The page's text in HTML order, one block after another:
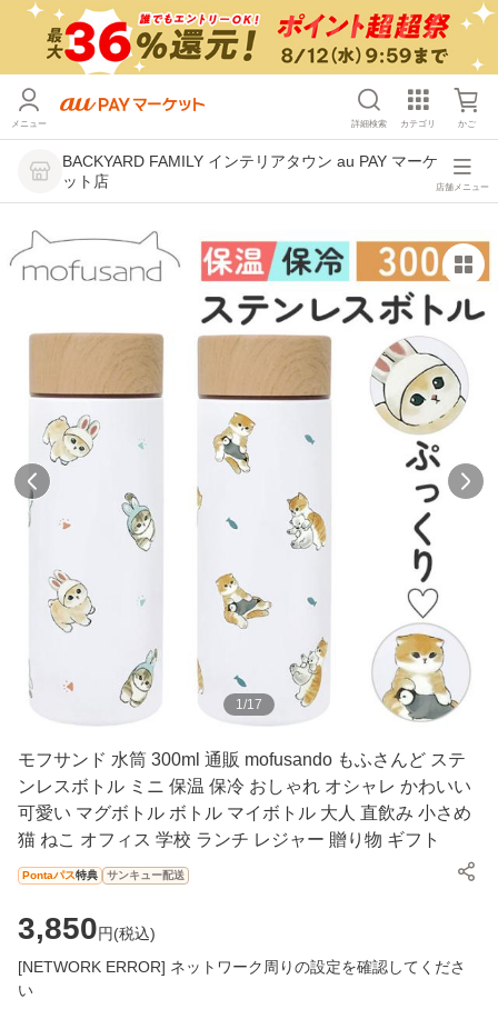
メニュー 詳細検索 カテゴリ かご
BACKYARD FAMILY インテリアタウン au PAY マーケ
ット店
店舗メニュー
1/17
モフサンド 水筒 300ml 通販 mofusando もふさんど ステ
ンレスボトル ミニ 保温 保冷 おしゃれ オシャレ かわいい
可愛い マグボトル ボトル マイボトル 大人 直飲み 小さめ
猫 ねこ オフィス 学校 ランチ レジャー 贈り物 ギフト
Pontaパス特典 サンキュー配送
3,850円(税込)
[NETWORK ERROR] ネットワーク周りの設定を確認してくださ
い